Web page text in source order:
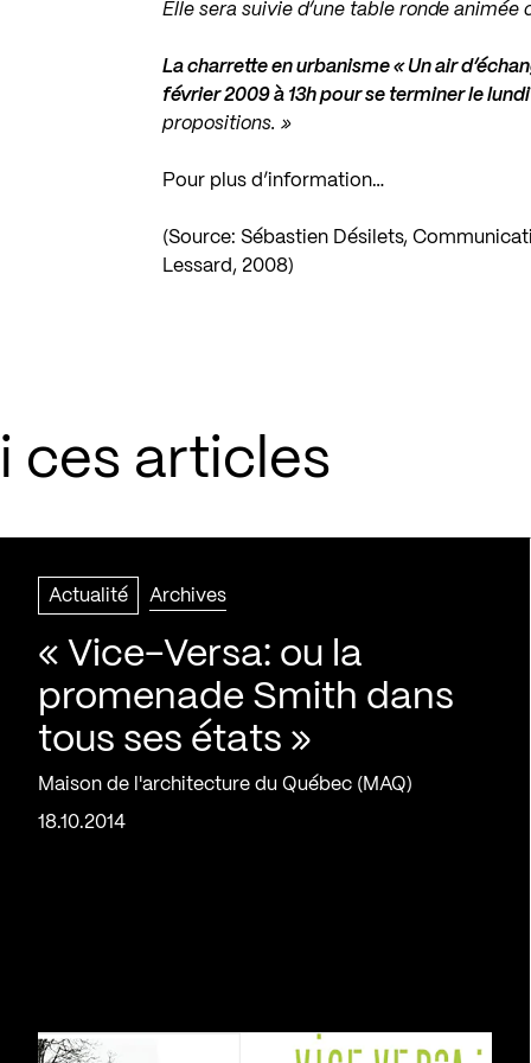
Elle sera suivie d’une table ronde
La charrette en urbanisme « Un air
février 2009 à 13h pour se terminer le
propositions. »
Pour plus d’information…
(Source: Sébastien Désilets,
Lessard, 2008)
ces articles
Actualité Archives
« Vice-Versa: ou la
promenade Smith dans
tous ses états »
Maison de l'architecture du Québec (MAQ)
18.10.2014